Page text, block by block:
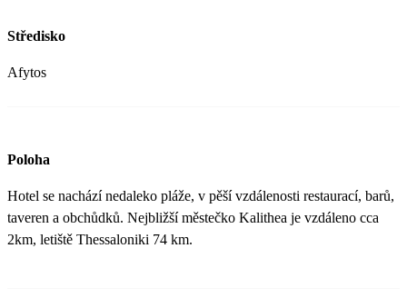
Středisko
Afytos
Poloha
Hotel se nachází nedaleko pláže, v pěší vzdálenosti restaurací, barů,
taveren a obchůdků. Nejbližší městečko Kalithea je vzdáleno cca
2km, letiště Thessaloniki 74 km.